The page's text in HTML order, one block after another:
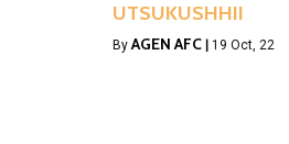
UTSUKUSHHII
ByAGEN AFC 19 Oct, 22